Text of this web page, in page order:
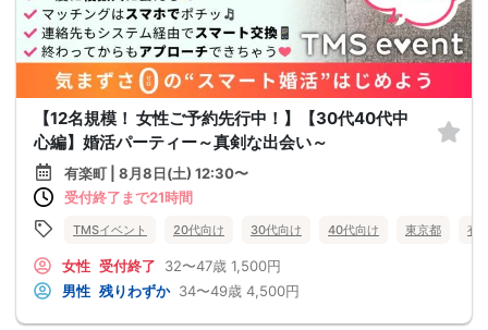
【12名規模！ 女性ご予約先行中！】【30代40代中
心編】婚活パーティー～真剣な出会い～
有楽町 | 8月8日(土) 12:30〜
受付終了まで21時間
TMSイベント 20代向け 30代向け 40代向け 東京都 有
女性 受付終了 32〜47歳 1,500円
男性 残りわずか 34〜49歳 4,500円